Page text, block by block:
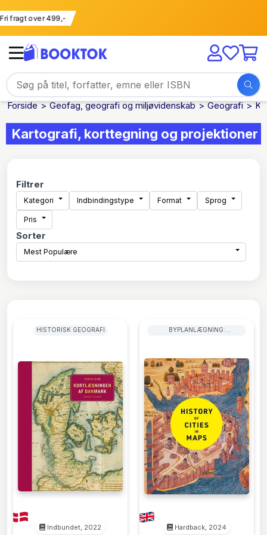
Fri fragt over 499,-
Forside Geofag, geografi og miljøvidenskab Geografi
Kartografi, korttegning og projektioner
Filtrer
Kategori Indbindingstype Format Sprog
Pris
Sorter
Mest Populære
HISTORISK GEOGRAFI
Indbundet, 2022
BYPLANLÆGNING:
Hardback, 2024